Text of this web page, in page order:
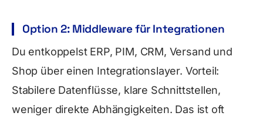
Option 2: Middleware für Integrationen
Du entkoppelst ERP, PIM, CRM, Versand und
Shop über einen Integrationslayer. Vorteil:
Stabilere Datenflüsse, klare Schnittstellen,
weniger direkte Abhängigkeiten. Das ist oft